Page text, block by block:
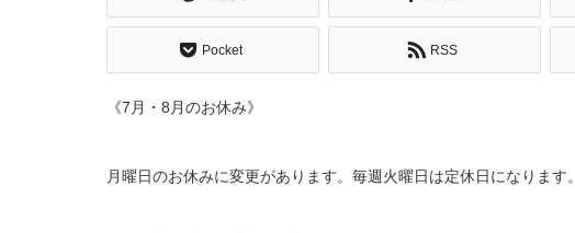
Pocket RSS
《7月・8月のお休み》
月曜日のお休みに変更があります。毎週火曜日は定休日になります。